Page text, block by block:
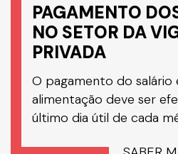
PAGAMENTO
NO SETOR DA
PRIVADA
O pagamento do salário
alimentação deve ser
último dia útil de cada